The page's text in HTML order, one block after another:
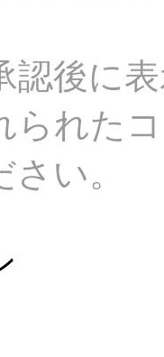
後に
られた
い。